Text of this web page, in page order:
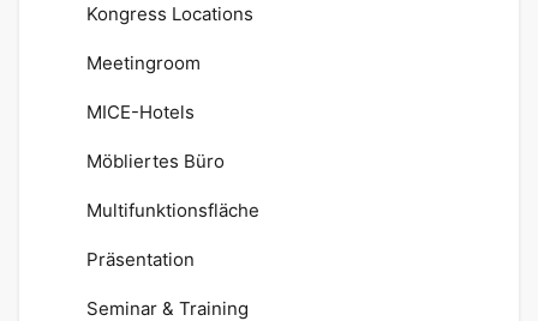
Kongress Locations
Meetingroom
MICE-Hotels
Möbliertes Büro
Multifunktionsfläche
Präsentation
Seminar & Training